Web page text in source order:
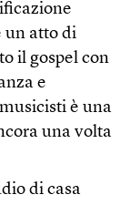
un atto di
il gospel con
e
è una
una volta
di casa